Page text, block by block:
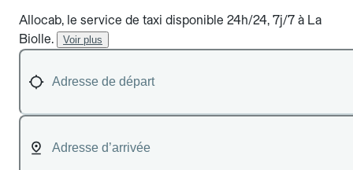
Allocab, le service de taxi disponible 24h/24, 7j/7 à La
Biolle.
Voir plus